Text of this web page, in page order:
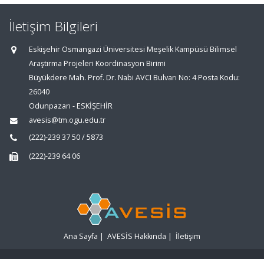
İletişim Bilgileri
Eskişehir Osmangazi Üniversitesi Meşelik Kampüsü Bilimsel
Araştırma Projeleri Koordinasyon Birimi
Büyükdere Mah. Prof. Dr. Nabi AVCI Bulvarı No: 4 Posta Kodu:
26040
Odunpazarı - ESKİŞEHİR
avesis@tm.ogu.edu.tr
(222)-239 37 50 / 5873
(222)-239 64 06
Ana Sayfa | AVESİS Hakkında | İletişim